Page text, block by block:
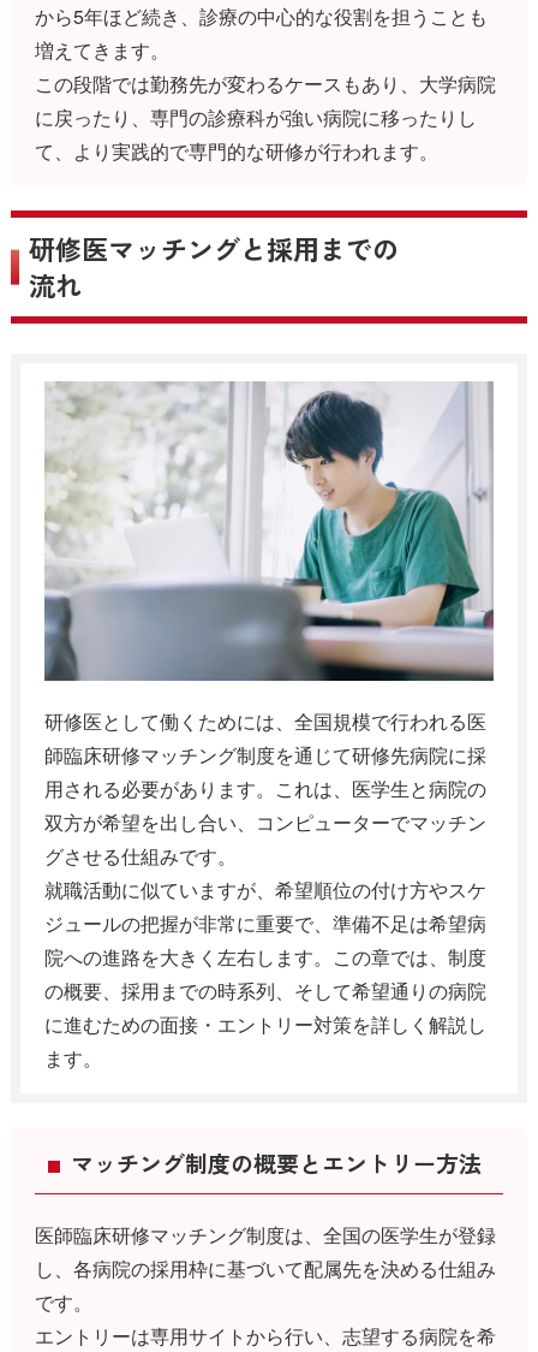
から5年ほど続き、診療の中心的な役割を担うことも
増えてきます。
この段階では勤務先が変わるケースもあり、大学病院
に戻ったり、専門の診療科が強い病院に移ったりし
て、より実践的で専門的な研修が行われます。
研修医マッチングと採用までの
流れ
研修医として働くためには、全国規模で行われる医
師臨床研修マッチング制度を通じて研修先病院に採
用される必要があります。これは、医学生と病院の
双方が希望を出し合い、コンピューターでマッチン
グさせる仕組みです。
就職活動に似ていますが、希望順位の付け方やスケ
ジュールの把握が非常に重要で、準備不足は希望病
院への進路を大きく左右します。この章では、制度
の概要、採用までの時系列、そして希望通りの病院
に進むための面接・エントリー対策を詳しく解説し
ます。
マッチング制度の概要とエントリー方法
医師臨床研修マッチング制度は、全国の医学生が登録
し、各病院の採用枠に基づいて配属先を決める仕組み
です。
エントリーは専用サイトから行い、志望する病院を希